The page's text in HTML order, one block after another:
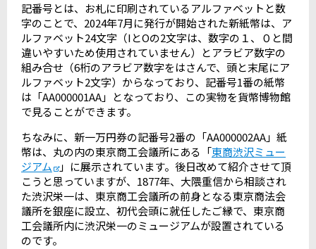
記番号とは、お札に印刷されているアルファベットと数
字のことで、 2024年7月に発行が開始された新紙幣は、ア
ルファベット24文字（IとOの2文字は、数字の１、０と間
違いやすいため使用されていません）とアラビア数字の
組み合せ（6桁のアラビア数字をはさんで、頭と末尾にア
ルファベット2文字）からなっており、記番号1番の紙幣
は「AA000001AA」となっており、この実物を貨幣博物館
で見ることができます。
ちなみに、新一万円券の記番号2番の「AA000002AA」紙
幣は、丸の内の東京商工会議所にある「東商渋沢ミュー
ジアム 」に展示されています。後日改めて紹介させて頂
こうと思っていますが、 1877年、大隈重信から相談され
た渋沢栄一は、東京商工会議所の前身となる東京商法会
議所を銀座に設立、初代会頭に就任したご縁で、東京商
工会議所内に渋沢栄一のミュージアムが設置されている
のです。